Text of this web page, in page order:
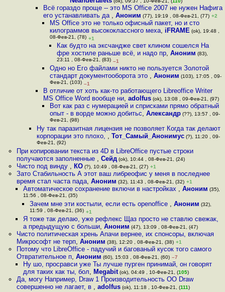
Всё гораздо проще -- это MS Office 2007 не нужен Нафига
его устанавливать да , Аноним (77), 19:19 , 08-Фев-21, (77) +2
MS Office это не только офисный пакет, но и сто
килограммов высококлассного меха, iFRAME (ok), 19:48 ,
08-Фев-21, (78) +1
Как будто на эксчандже свет клином сошелся На
фре хостиле раньше всё, и надо пр, Аноним (83),
23:11 , 08-Фев-21, (83) –1
Одно но Его файлами никто не пользуется Золотой
стандарт документооборота это ,Аноним (103), 17:05 , 09-
Фев-21, (103) –1
В отличие от хоть как-то работающего Libreoffice Writer
MS Office Word вообще ни, adolfus(ok), 13:08 , 09-Фев-21, (97)
Вот как раз с нумерацией и сприсками прямо обратный
опыт - в ворде можно добитьс,Александр (??), 13:57 , 09-
Фев-21, (98)
Ну так паразитная лицензия не позволяет Когда так делают
корпорации это плохо, , Тот_Самый_Анонимус(?), 11:20 , 09-
Фев-21, (92)
При копировании текста из 4D в LibreOffice пустые строки
получаются заполненные , Сейд(ok), 10:44 , 08-Фев-21, (24)
Чисто под винду , КО(?), 10:49 , 08-Фев-21, (27) +1
Зато Стабильность А этот ваш либреофис у меня в последнее
время стал часта пада, Аноним (32), 11:43 , 08-Фев-21, (32) +1
Автоматическое сохранение включи в настройках , Аноним (35),
11:56 , 08-Фев-21, (35)
Зачем мне эти костыли, если есть openoffice ,Аноним (32),
11:59 , 08-Фев-21, (36) +1
Я тоже так делаю, уже рефлекс Щаз просто не ставлю свежак,
а предыдущую с больши, Аноним (47), 13:09 , 08-Фев-21, (47)
Чисто политическая хрень Апачи вернее, их спонсоры, включая
Микрософт не терп, Аноним (38), 12:20 , 08-Фев-21, (38) +1
Потому что LibreOffice - падучий и багованый кусок того самого
Отвратительное п, Аноним (60), 15:03 , 08-Фев-21, (60) –7
Ну шо, просравси уже Ты лучше пурген принимай, он говорят
для таких как ты, бол, Megabit(ok), 04:49 , 10-Фев-21, (105)
Да, могу Например, Draw 1 Производительность OO Draw
совершенно не лагает, в , adolfus(ok), 11:18 , 10-Фев-21, (111)